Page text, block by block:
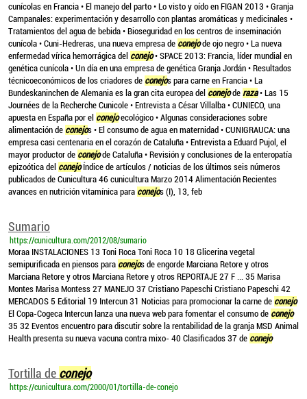
cunícolas en Francia • El manejo del parto • Lo visto y oído en FIGAN 2013 • Granja
Campanales: experimentación y desarrollo con plantas aromáticas y medicinales •
Tratamientos del agua de bebida • Bioseguridad en los centros de inseminación
cunícola • Cuni-Hedreras, una nueva empresa de conejode ojo negro • La nueva
enfermedad vírica hemorrágica del conejo• SPACE 2013: Francia, líder mundial en
genética cunícola • Un día en una empresa de genética Granja Jordán • Resultados
técnicoeconómicos de los criadores de conejos para carne en Francia • La
Bundeskaninchen de Alemania es la gran cita europea del conejode raza• Las 15
Journées de la Recherche Cunicole • Entrevista a César Villalba • CUNIECO, una
apuesta en España por el conejoecológico • Algunas consideraciones sobre
alimentación de conejos • El consumo de agua en maternidad • CUNIGRAUCA: una
empresa casi centenaria en el corazón de Cataluña • Entrevista a Eduard Pujol, el
mayor productor de conejode Cataluña • Revisión y conclusiones de la enteropatía
epizoótica del conejoÍndice de artículos / noticias de los últimos seis números
publicados de Cunicultura 46 cunicultura Marzo 2014 Alimentación Recientes
avances en nutrición vitamínica para conejos (I), 13, feb
Sumario
https://cunicultura.com/2012/08/sumario
Moraa INSTALACIONES 13 Toni Roca Toni Roca 10 18 Glicerina vegetal
semipurificada en piensos para conejos de engorde Marciana Retore y otros
Marciana Retore y otros Marciana Retore y otros REPORTAJE 27 F ... 35 Marisa
Montes Marisa Montess 27 MANEJO 37 Cristiano Papeschi Cristiano Papeschi 42
MERCADOS 5 Editorial 19 Intercun 31 Noticias para promocionar la carne de conejo
El Copa-Cogeca Intercun lanza una nueva web para fomentar el consumo de conejo
35 32 Eventos encuentro para discutir sobre la rentabilidad de la granja MSD Animal
Health presenta su nueva vacuna contra mixo- 40 Clasificados 37 de conejo
Tortilla de conejo
https://cunicultura.com/2000/01/tortilla-de-conejo